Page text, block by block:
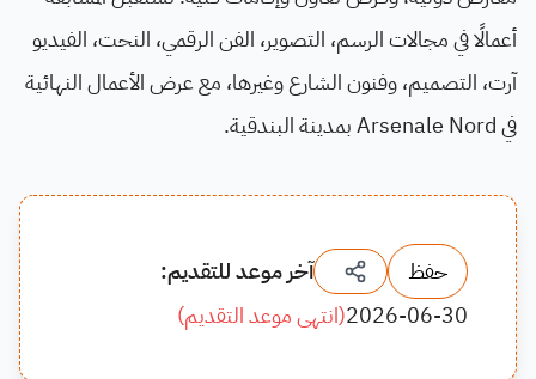
أعمالًا في مجالات الرسم، التصوير، الفن الرقمي، النحت، الفيديو
آرت، التصميم، وفنون الشارع وغيرها، مع عرض الأعمال النهائية
في Arsenale Nord بمدينة البندقية.
حفظ
آخر موعد للتقديم:
2026-06-30
(انتهى موعد التقديم)